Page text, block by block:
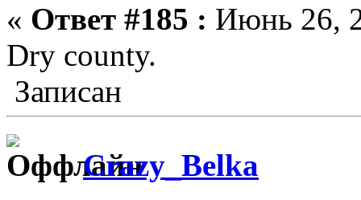
« Ответ #185 : Июнь 26,
Dry county.
Записан
Crazy_Belka